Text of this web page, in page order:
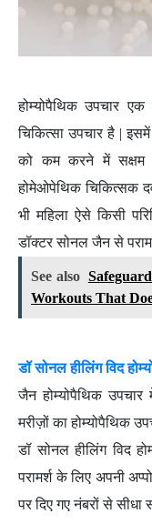
होम्योपैथिक उपचार
चिकित्सा उपचार है |
को कम करने में सक्षम
होमेओपेथिक चिकित्सक
भी महिला ऐसे किसी
डॉक्टर सोनल जैन से
See also
Workouts That
डॉ सोनल हीलिंग विद
जैन होम्योपैथिक
मरीज़ों का होम्योपैथिक
डॉ सोनल हीलिंग विद
परामर्श के लिए अपनी
पर दिए गए नंबरों से